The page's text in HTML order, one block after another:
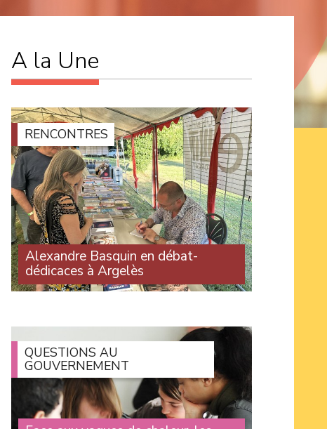
A la Une
RENCONTRES
Alexandre Basquin en débat-
dédicaces à Argelès
Une centaine de personnes ont assisté à
le Travailleur catalan, dans le cadre de son
festival à Argelès. À la (...)
QUESTIONS AU
GOUVERNEMENT